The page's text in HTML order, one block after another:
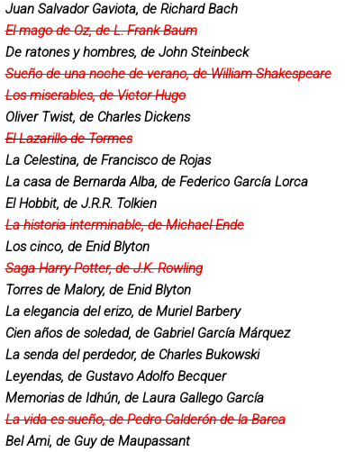
Juan Salvador Gaviota, de Richard Bach
El mago de Oz, de L. Frank Baum
De ratones y hombres, de John Steinbeck
Sueño de una noche de verano, de William Shakespeare
Los miserables, de Victor Hugo
Oliver Twist, de Charles Dickens
El Lazarillo de Tormes
La Celestina, de Francisco de Rojas
La casa de Bernarda Alba, de Federico García Lorca
El Hobbit, de J.R.R. Tolkien
La historia interminable, de Michael Ende
Los cinco, de Enid Blyton
Saga Harry Potter, de J.K. Rowling
Torres de Malory, de Enid Blyton
La elegancia del erizo, de Muriel Barbery
Cien años de soledad, de Gabriel García Márquez
La senda del perdedor, de Charles Bukowski
Leyendas, de Gustavo Adolfo Becquer
Memorias de Idhún, de Laura Gallego García
La vida es sueño, de Pedro Calderón de la Barca
Bel Ami, de Guy de Maupassant